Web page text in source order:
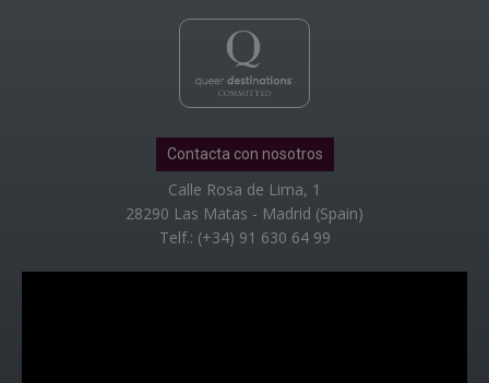
Contacta con nosotros
Calle Rosa de Lima, 1
28290 Las Matas - Madrid (Spain)
Telf.: (+34) 91 630 64 99